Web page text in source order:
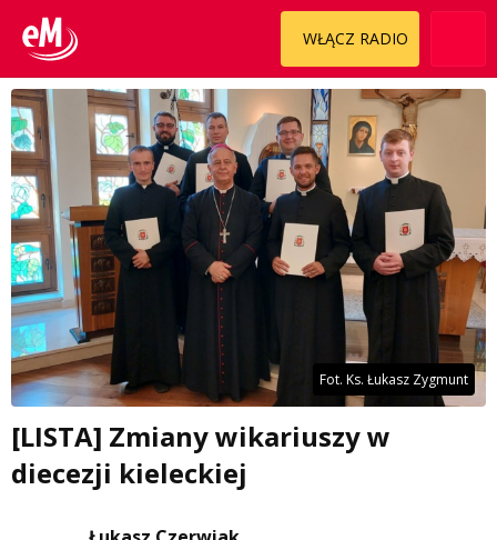
WŁĄCZ RADIO
Fot. Ks. Łukasz Zygmunt
[LISTA] Zmiany wikariuszy w
diecezji kieleckiej